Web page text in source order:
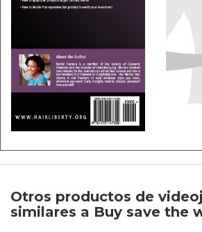
Otros productos de
similares a Buy save the